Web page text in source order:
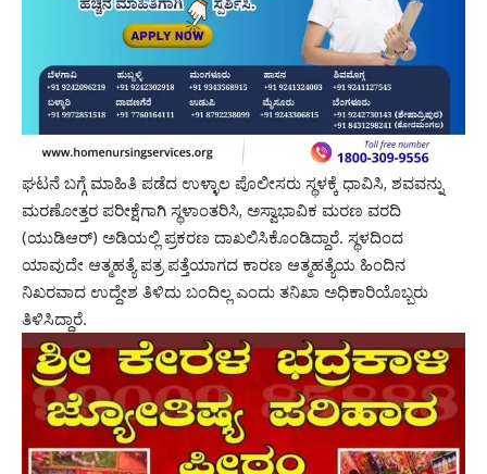
ಘಟನೆ ಬಗ್ಗೆ ಮಾಹಿತಿ ಪಡೆದ ಉಳ್ಳಾಲ ಪೊಲೀಸರು ಸ್ಥಳಕ್ಕೆ ಧಾವಿಸಿ, ಶವವನ್ನು
ಮರಣೋತ್ತರ ಪರೀಕ್ಷೆಗಾಗಿ ಸ್ಥಳಾಂತರಿಸಿ, ಅಸ್ವಾಭಾವಿಕ ಮರಣ ವರದಿ
(ಯುಡಿಆರ್) ಅಡಿಯಲ್ಲಿ ಪ್ರಕರಣ ದಾಖಲಿಸಿಕೊಂಡಿದ್ದಾರೆ. ಸ್ಥಳದಿಂದ
ಯಾವುದೇ ಆತ್ಮಹತ್ಯೆ ಪತ್ರ ಪತ್ತೆಯಾಗದ ಕಾರಣ ಆತ್ಮಹತ್ಯೆಯ ಹಿಂದಿನ
ನಿಖರವಾದ ಉದ್ದೇಶ ತಿಳಿದು ಬಂದಿಲ್ಲ ಎಂದು ತನಿಖಾ ಅಧಿಕಾರಿಯೊಬ್ಬರು
ತಿಳಿಸಿದ್ದಾರೆ.